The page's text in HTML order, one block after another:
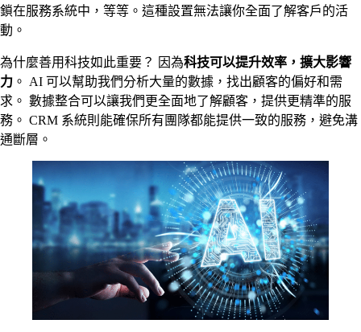
鎖在服務系統中，等等。這種設置無法讓你全面了解客戶的活
動。
為什麼善用科技如此重要？ 因為科技可以提升效率，擴大影響
力 。 AI 可以幫助我們分析大量的數據，找出顧客的偏好和需
求。 數據整合可以讓我們更全面地了解顧客，提供更精準的服
務。 CRM 系統則能確保所有團隊都能提供一致的服務，避免溝
通斷層。